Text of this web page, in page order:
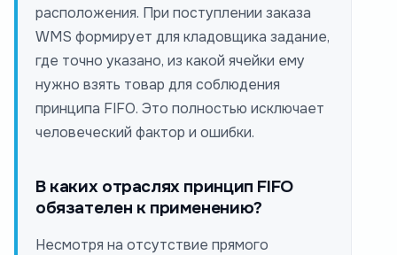
расположения. При поступлении заказа
WMS формирует для кладовщика задание,
где точно указано, из какой ячейки ему
нужно взять товар для соблюдения
принципа FIFO. Это полностью исключает
человеческий фактор и ошибки.
В каких отраслях принцип FIFO
обязателен к применению?
Несмотря на отсутствие прямого